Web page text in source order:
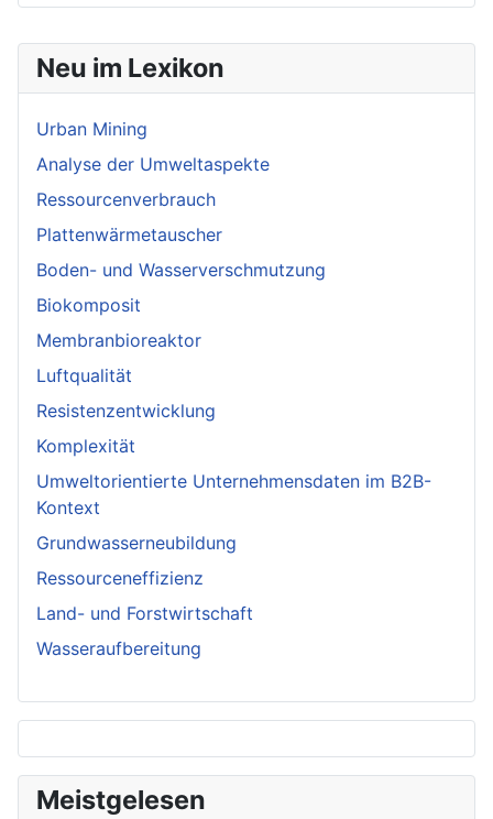
Neu im Lexikon
Urban Mining
Analyse der Umweltaspekte
Ressourcenverbrauch
Plattenwärmetauscher
Boden- und Wasserverschmutzung
Biokomposit
Membranbioreaktor
Luftqualität
Resistenzentwicklung
Komplexität
Umweltorientierte Unternehmensdaten im B2B-
Kontext
Grundwasserneubildung
Ressourceneffizienz
Land- und Forstwirtschaft
Wasseraufbereitung
Meistgelesen